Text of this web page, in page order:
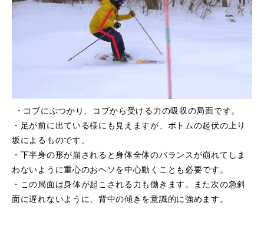
・コブにぶつかり、コブから受ける力の吸収の局面です。
・足が前に出ている様にも見えますが、ボトムの起伏の上り
坂によるものです。
・下半身の形が崩されると身体全体のバランスが崩れてしま
わないように重心のおヘソを中心動くことも必要です。
・この局面は身体が起こされる力も働きます。また次の急斜
面に遅れないように、背中の傾きを意識的に強めます。